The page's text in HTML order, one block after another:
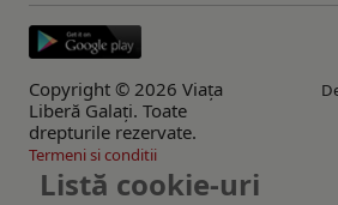
Copyright © 2026 Viaţa
Liberă Galaţi. Toate
drepturile rezervate.
Termeni si conditii
Listă cookie-uri